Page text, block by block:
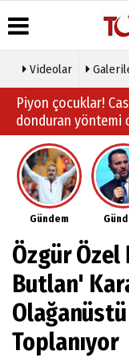
Üye Paneli
Haber
Arşivi
Gazete
Arşivi
Günün
Haberleri
Videolar
Piyon çocuklar!
donduran yöntemi
Gündem
Özgür
Butlan'
Toplanıyor